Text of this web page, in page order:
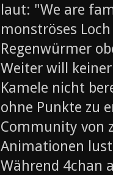
laut: "We are
monströses
Regenwürmer
Weiter will
Kamele nicht
ohne Punkte zu
Community von
Animationen
Während 4chan